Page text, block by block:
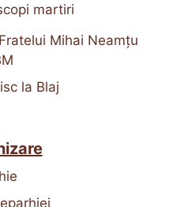
martiri
Mihai Neamțu
la Blaj